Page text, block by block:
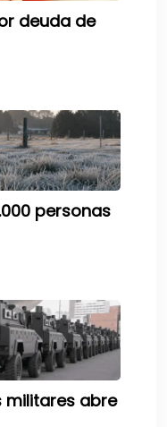
deuda de
personas
militares abre